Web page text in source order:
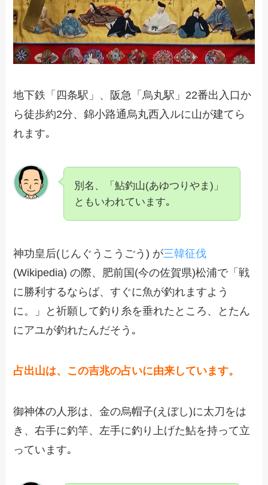
地下鉄「四条駅」、阪急「烏丸駅」22番出入口か
ら徒歩約2分、錦小路通烏丸西入ルに山が建てら
れます｡
別名、「鮎釣山(あゆつりやま)」
ともいわれています｡
神功皇后(じんぐうこうごう) が三韓征伐
(Wikipedia) の際、肥前国(今の佐賀県)松浦で「戦
に勝利するならば、すぐに魚が釣れますよう
に。」と祈願して釣り糸を垂れたところ、とたん
にアユが釣れたんだそう｡
占出山は、この吉兆の占いに由来しています。
御神体の人形は、金の烏帽子(えぼし)に太刀をは
き、右手に釣竿、左手に釣り上げた鮎を持って立
っています｡